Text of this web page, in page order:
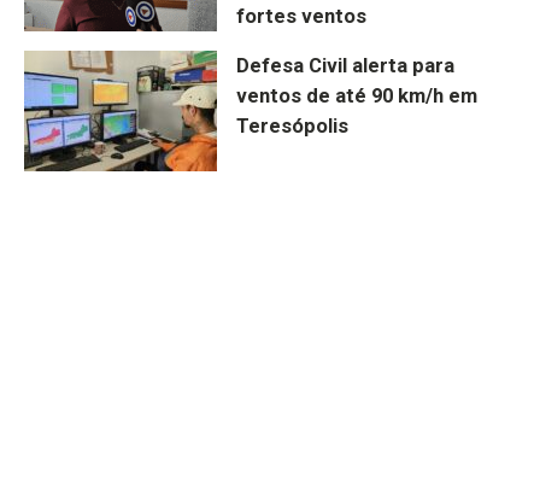
fortes ventos
Defesa Civil alerta para
ventos de até 90 km/h em
Teresópolis